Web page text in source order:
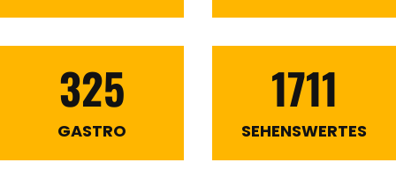
325
GASTRO
1711
SEHENSWERTES